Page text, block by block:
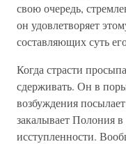
свою очередь,
он удовлетворяет
составляющих суть
Когда страсти
сдерживать. Он в
возбуждения
закалывает Полония
исступленности.